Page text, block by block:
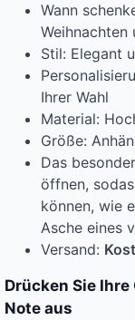
Wann
Weihnachten
Stil: Elegant
Ihrer Wahl
Material:
Größe:
Das
öffnen,
können, wie
Asche eines
Versand:
Drücken Sie
Note aus